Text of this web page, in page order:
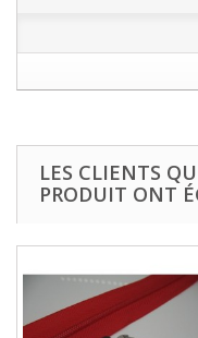
LES CLIENTS
PRODUIT ONT